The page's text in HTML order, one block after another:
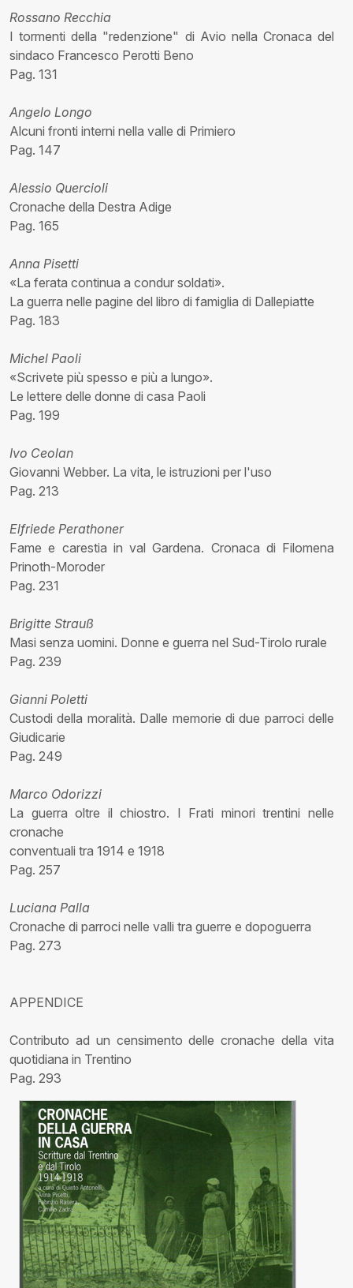
Rossano Recchia
I tormenti della "redenzione" di Avio nella Cronaca del
sindaco Francesco Perotti Beno
Pag. 131
Angelo Longo
Alcuni fronti interni nella valle di Primiero
Pag. 147
Alessio Quercioli
Cronache della Destra Adige
Pag. 165
Anna Pisetti
«La ferata continua a condur soldati».
La guerra nelle pagine del libro di famiglia di Dallepiatte
Pag. 183
Michel Paoli
«Scrivete più spesso e più a lungo».
Le lettere delle donne di casa Paoli
Pag. 199
Ivo Ceolan
Giovanni Webber. La vita, le istruzioni per l'uso
Pag. 213
Elfriede Perathoner
Fame e carestia in val Gardena. Cronaca di Filomena
Prinoth-Moroder
Pag. 231
Brigitte Strauß
Masi senza uomini. Donne e guerra nel Sud-Tirolo rurale
Pag. 239
Gianni Poletti
Custodi della moralità. Dalle memorie di due parroci delle
Giudicarie
Pag. 249
Marco Odorizzi
La guerra oltre il chiostro. I Frati minori trentini nelle
cronache
conventuali tra 1914 e 1918
Pag. 257
Luciana Palla
Cronache di parroci nelle valli tra guerre e dopoguerra
Pag. 273
APPENDICE
Contributo ad un censimento delle cronache della vita
quotidiana in Trentino
Pag. 293